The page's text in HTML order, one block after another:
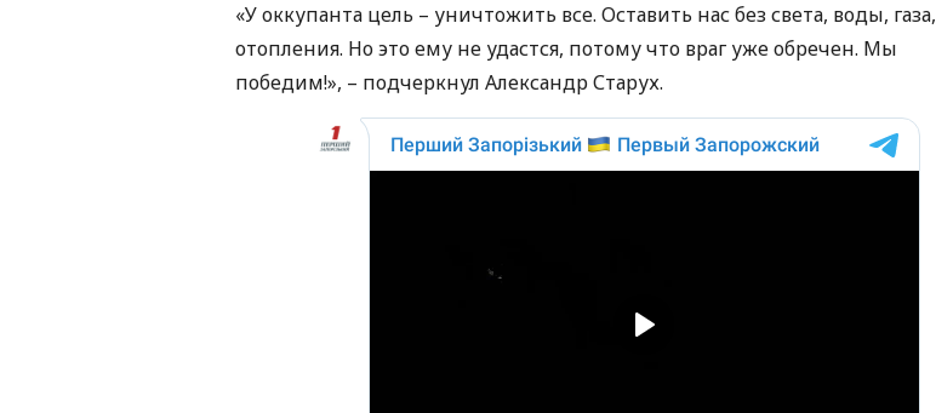
«У оккупанта цель – уничтожить все. Оставить нас без света, воды, газа,
отопления. Но это ему не удастся, потому что враг уже обречен. Мы
победим!», – подчеркнул Александр Старух.